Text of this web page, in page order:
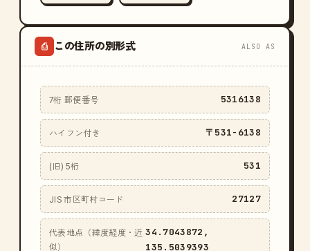
⎙ この住所の別形式 ALSO AS
7桁 郵便番号 5316138
ハイフン付き 〒531-6138
(旧) 5桁 531
JIS 市区町村コード 27127
代表地点（緯度経度・近
似）
34.7043872,
135.5039393